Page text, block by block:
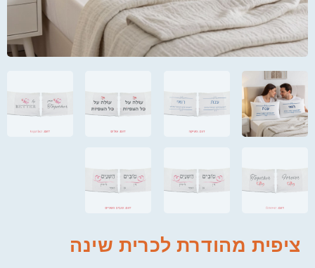
ציפית מהודרת לכרית שינה